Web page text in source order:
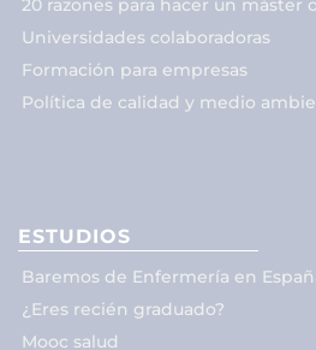
20 razones para hacer un máster
Universidades colaboradoras
Formación para empresas
Política de calidad y medio
ESTUDIOS
Baremos de Enfermería en
¿Eres recién graduado?
Mooc salud